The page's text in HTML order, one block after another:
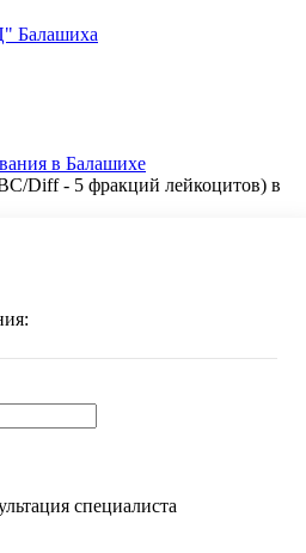
Балашиха
в Балашихе
Diff - 5 фракций лейкоцитов) в
специалиста